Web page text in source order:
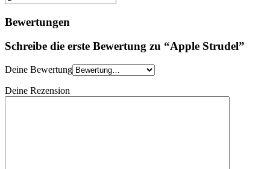
Bewertungen
Schreibe die erste Bewertung zu “Apple Strudel”
Deine Bewertung
Deine Rezension